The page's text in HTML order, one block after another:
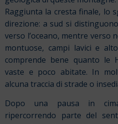
Raggiunta la cresta finale, lo
direzione: a sud si
verso l’oceano, mentre verso
montuose, campi lavici e
comprende bene quanto le
vaste e poco abitate. In
alcuna traccia di strade o
Dopo una pausa in
ripercorrendo parte del